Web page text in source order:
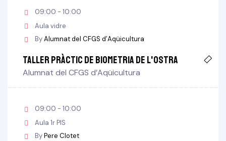
09:00 - 10:00
Aula vidre
ByAlumnat del CFGS d’Aqüicultura
Taller pràctic de biometria de l'ostra
Alumnat del CFGS d’Aqüicultura
09:00 - 10:00
Aula 1r PIS
ByPere Clotet